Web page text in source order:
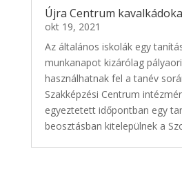
Újra Centrum
okt 19, 2021
Az általános iskolák egy
munkanapot kizárólag
használhatnak fel a tanév
Szakképzési Centrum
egyeztetett időpontban egy
beosztásban kitelepülnek a